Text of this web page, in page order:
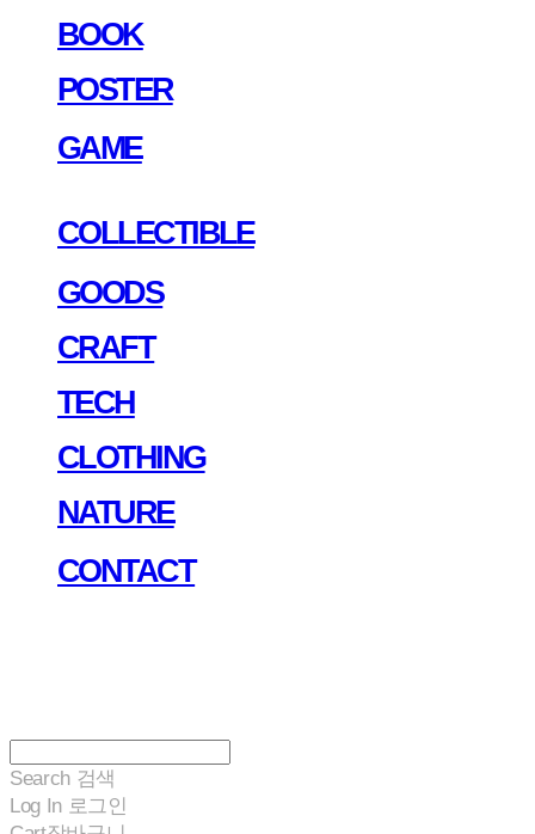
BOOK
POSTER
GAME
COLLECTIBLE
GOODS
CRAFT
TECH
CLOTHING
NATURE
CONTACT
Search 검색
Log In 로그인